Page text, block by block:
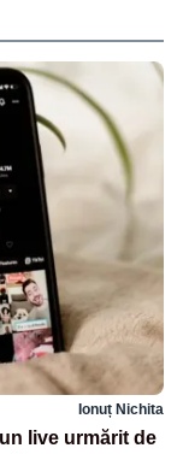
Ionuț Nichita
live urmărit de